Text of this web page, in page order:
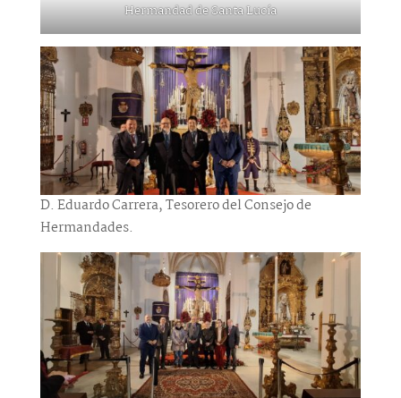
Hermandad de Santa Lucía
D. Eduardo Carrera, Tesorero del Consejo de
Hermandades.